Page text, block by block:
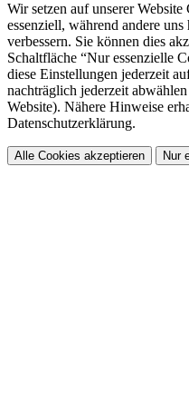
Wir setzen auf unserer
essenziell, während andere
verbessern. Sie können dies
Schaltfläche “Nur essenzielle
diese Einstellungen jederzeit
nachträglich jederzeit
Website). Nähere Hinweise
Datenschutzerklärung.
Alle Cookies akzeptieren Nur